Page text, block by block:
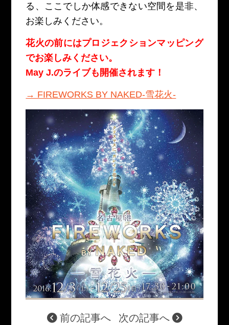
る、ここでしか体感できない空間を是非、
お楽しみください。
花火の前にはプロジェクションマッピング
でお楽しみください。
May J.のライブも開催されます！
→ FIREWORKS BY NAKED-雪花火-
前の記事へ 次の記事へ